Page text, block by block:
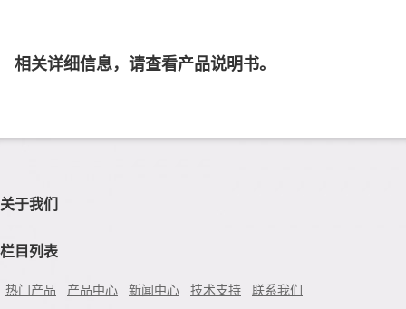
相关详细信息，请查看产品说明书。
关于我们
栏目列表
热门产品 产品中心 新闻中心 技术支持 联系我们